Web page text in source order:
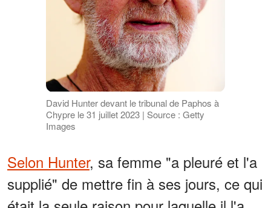
David Hunter devant le tribunal de Paphos à
Chypre le 31 juillet 2023 | Source : Getty
Images
Selon Hunter, sa femme "a pleuré et l'a
supplié" de mettre fin à ses jours, ce qui